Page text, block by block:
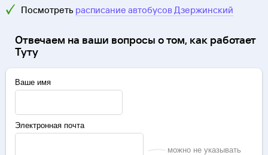
Посмотреть расписание автобусовДзержинский
Отвечаем на ваши вопросы о том, как работает
Туту
Ваше имя
Электронная почта
можно не указывать